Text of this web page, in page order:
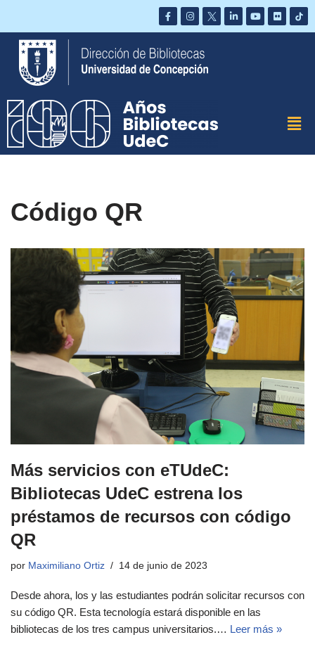
Saltar
contenido
Código QR
Más servicios con eTUdeC:
Bibliotecas UdeC estrena los
préstamos de recursos con código
QR
por Maximiliano Ortiz 14 de junio de 2023
Desde ahora, los y las estudiantes podrán solicitar recursos con
su código QR. Esta tecnología estará disponible en las
bibliotecas de los tres campus universitarios.… Leer más »